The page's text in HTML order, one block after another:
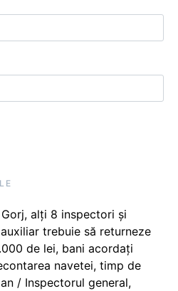
Gorj, alți 8 inspectori și
trebuie să returneze
de lei, bani acordați
navetei, timp de
/ Inspectorul general,